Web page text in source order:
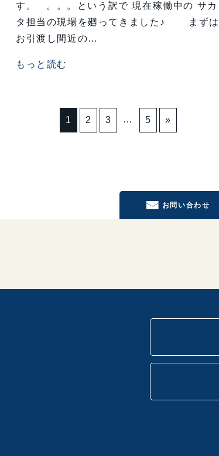
す。 。。。という訳で 現在稼働中の サカ
タ担当の現場を廻ってきました♪ まずは
お引渡し間近の…
もっと読む
1 2 3 … 5 »
お問い合わせ